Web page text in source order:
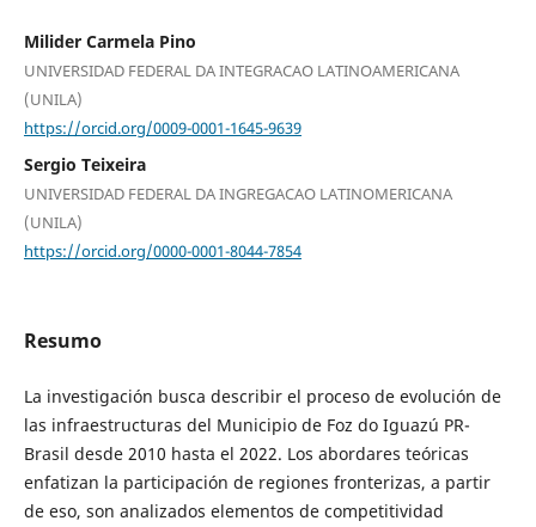
Milider Carmela Pino
UNIVERSIDAD FEDERAL DA INTEGRACAO LATINOAMERICANA
(UNILA)
https://orcid.org/0009-0001-1645-9639
Sergio Teixeira
UNIVERSIDAD FEDERAL DA INGREGACAO LATINOMERICANA
(UNILA)
https://orcid.org/0000-0001-8044-7854
Resumo
La investigación busca describir el proceso de evolución de
las infraestructuras del Municipio de Foz do Iguazú PR-
Brasil desde 2010 hasta el 2022. Los abordares teóricas
enfatizan la participación de regiones fronterizas, a partir
de eso, son analizados elementos de competitividad